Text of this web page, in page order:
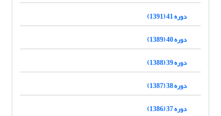
دوره 41 (1391)
دوره 40 (1389)
دوره 39 (1388)
دوره 38 (1387)
دوره 37 (1386)